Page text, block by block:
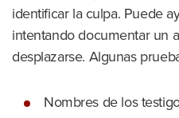
identificar la culpa. Puede
intentando documentar un
desplazarse. Algunas
Nombres de los